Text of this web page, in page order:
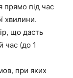
під час
хвилини.
що дасть
час (до 1
при яких